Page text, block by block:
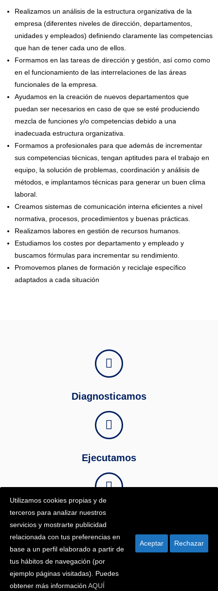
Realizamos un análisis de la estructura organizativa de la
empresa (diferentes niveles de dirección, departamentos,
unidades y empleados) definiendo claramente las competencias
que han de tener cada uno de ellos.
Formamos en las tareas de dirección y gestión, así como como
en el funcionamiento de las interrelaciones de las áreas
funcionales de la empresa.
Ayudamos en la creación de nuevos departamentos que
puedan ser necesarios en caso de que se esté produciendo
mezcla de funciones y/o competencias debido a una
inadecuada estructura organizativa.
Formamos a profesionales para que además de incrementar
sus competencias técnicas, tengan aptitudes para el trabajo en
equipo, la solución de problemas, coordinación y análisis de
métodos, e implantamos técnicas para generar un buen clima
laboral.
Creamos sistemas de comunicación interna eficientes a nivel
normativa, procesos, procedimientos y buenas prácticas.
Realizamos labores en gestión de recursos humanos.
Estudiamos los costes por departamento y empleado y
buscamos fórmulas para incrementar su rendimiento.
Promovemos planes de formación y reciclaje específico
adaptados a cada situación
Diagnosticamos
Ejecutamos
Política de Privacidad |Aviso Legal
Copyright 2026 - Norvey, Estrategia Financiera
Utilizamos cookies propias y de
terceros para analizar nuestros
servicios y mostrarte publicidad
relacionada con tus preferencias en
base a un perfil elaborado a partir de
tus hábitos de navegación (por
ejemplo páginas visitadas). Puedes
obtener más información AQUÍ
Aceptar Rechazar